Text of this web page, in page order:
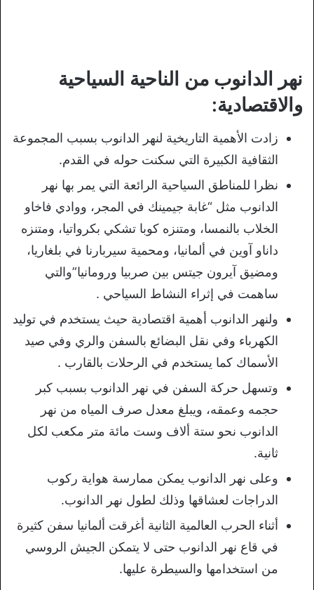
نهر الدانوب من الناحية السياحية
والاقتصادية:
زادت الأهمية التاريخية لنهر الدانوب بسبب المجموعة
الثقافية الكبيرة التي سكنت حوله في القدم.
نظرا للمناطق السياحية الرائعة التي يمر بها نهر
الدانوب مثل “غابة جيمينك في المجر، ووادي فاخاو
الخلاب بالنمسا، ومتنزه كوبا تشكي بكرواتيا، ومتنزه
داناو آوين في ألمانيا، ومحمية سيربارنا في بلغاريا،
ومضيق آيرون جيتس بين صربيا ورومانيا”والتي
ساهمت في إثراء النشاط السياحي .
ولنهر الدانوب أهمية اقتصادية حيث يستخدم في توليد
الكهرباء وفي نقل البضائع بالسفن والري وفي صيد
الأسماك كما يستخدم في الرحلات بالقارب .
وتسهل حركة السفن في نهر الدانوب بسبب كبر
حجمه وعمقه، ويبلغ معدل صرف المياه من نهر
الدانوب نحو ستة ألاف وست مائة متر مكعب لكل
ثانية.
وعلى نهر الدانوب يمكن ممارسة هواية ركوب
الدراجات لعشاقها وذلك لطول نهر الدانوب.
أثناء الحرب العالمية الثانية أغرقت ألمانيا سفن كثيرة
في قاع نهر الدانوب حتى لا يتمكن الجيش الروسي
من استخدامها والسيطرة عليها.